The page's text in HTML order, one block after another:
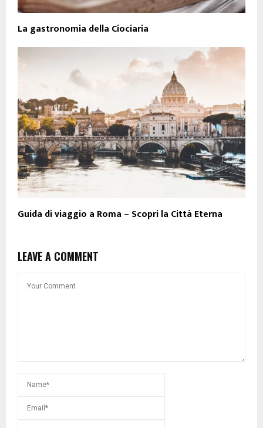
La gastronomia della Ciociaria
Guida di viaggio a Roma – Scopri la Città Eterna
LEAVE A COMMENT